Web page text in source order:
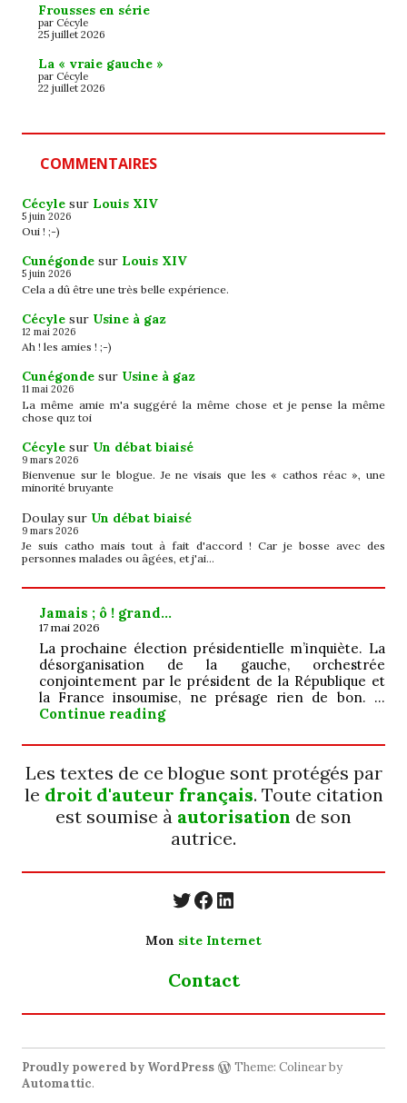
Frousses en série
par Cécyle
25 juillet 2026
La « vraie gauche »
par Cécyle
22 juillet 2026
COMMENTAIRES
Cécyle sur Louis XIV
5 juin 2026
Oui ! ;-)
Cunégonde sur Louis XIV
5 juin 2026
Cela a dû être une très belle expérience.
Cécyle sur Usine à gaz
12 mai 2026
Ah ! les amies ! ;-)
Cunégonde sur Usine à gaz
11 mai 2026
La même amie m'a suggéré la même chose et je pense la même
chose quz toi
Cécyle sur Un débat biaisé
9 mars 2026
Bienvenue sur le blogue. Je ne visais que les « cathos réac », une
minorité bruyante
Doulaysur Un débat biaisé
9 mars 2026
Je suis catho mais tout à fait d'accord ! Car je bosse avec des
personnes malades ou âgées, et j'ai…
Jamais ; ô ! grand…
17 mai 2026
La prochaine élection présidentielle m’inquiète. La
désorganisation de la gauche, orchestrée
conjointement par le président de la République et
la France insoumise, ne présage rien de bon. …
Continue readingJamais ; ô ! grand…
Les textes de ce blogue sont protégés par
le droit d'auteur français. Toute citation
est soumise à autorisation de son
autrice.
https://twitter.com/
https://
https://www.linkedin.com/in/cecyle-jung-cyjung/
Mon site Internet
Contact
Proudly powered by WordPress
Theme: Colinear by
Automattic.